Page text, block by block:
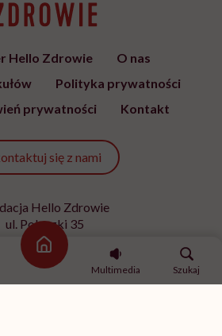
Strona główna
Multimedia
Szukaj
Hello Zdrowie
O nas
Polityka prywatności
prywatności
Kontakt
się z nami
Hello Zdrowie
ul. Poleczki 35
02-822 Warszawa
NIP 9512613236
z redakcją